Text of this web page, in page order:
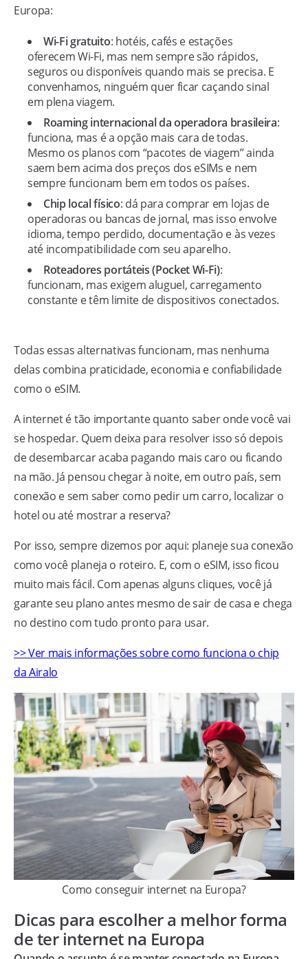
Europa:
Wi-Fi gratuito: hotéis, cafés e estações
oferecem Wi-Fi, mas nem sempre são rápidos,
seguros ou disponíveis quando mais se precisa. E
convenhamos, ninguém quer ficar caçando sinal
em plena viagem.
Roaming internacional da operadora brasileira:
funciona, mas é a opção mais cara de todas.
Mesmo os planos com “pacotes de viagem” ainda
saem bem acima dos preços dos eSIMs e nem
sempre funcionam bem em todos os países.
Chip local físico: dá para comprar em lojas de
operadoras ou bancas de jornal, mas isso envolve
idioma, tempo perdido, documentação e às vezes
até incompatibilidade com seu aparelho.
Roteadores portáteis (Pocket Wi-Fi):
funcionam, mas exigem aluguel, carregamento
constante e têm limite de dispositivos conectados.
Todas essas alternativas funcionam, mas nenhuma
delas combina praticidade, economia e confiabilidade
como o eSIM.
A internet é tão importante quanto saber onde você vai
se hospedar. Quem deixa para resolver isso só depois
de desembarcar acaba pagando mais caro ou ficando
na mão. Já pensou chegar à noite, em outro país, sem
conexão e sem saber como pedir um carro, localizar o
hotel ou até mostrar a reserva?
Por isso, sempre dizemos por aqui: planeje sua conexão
como você planeja o roteiro. E, com o eSIM, isso ficou
muito mais fácil. Com apenas alguns cliques, você já
garante seu plano antes mesmo de sair de casa e chega
no destino com tudo pronto para usar.
>> Ver mais informações sobre como funciona o chip
da Airalo
Como conseguir internet na Europa?
Dicas para escolher a melhor forma
de ter internet na Europa